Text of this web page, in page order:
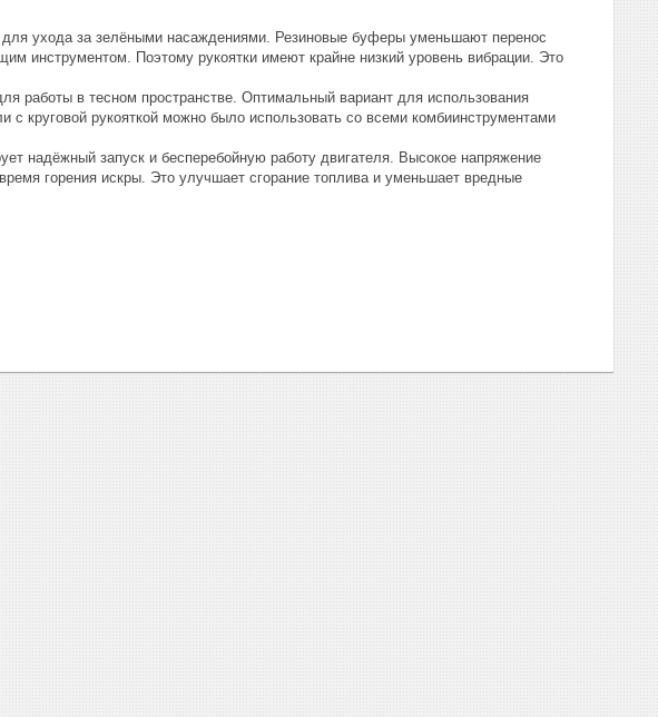
для ухода за зелёными насаждениями. Резиновые буферы уменьшают перенос
инструментом. Поэтому рукоятки имеют крайне низкий уровень вибрации. Это
работы в тесном пространстве. Оптимальный вариант для использования
с круговой рукояткой можно было использовать со всеми комбиинструментами
надёжный запуск и бесперебойную работу двигателя. Высокое напряжение
горения искры. Это улучшает сгорание топлива и уменьшает вредные